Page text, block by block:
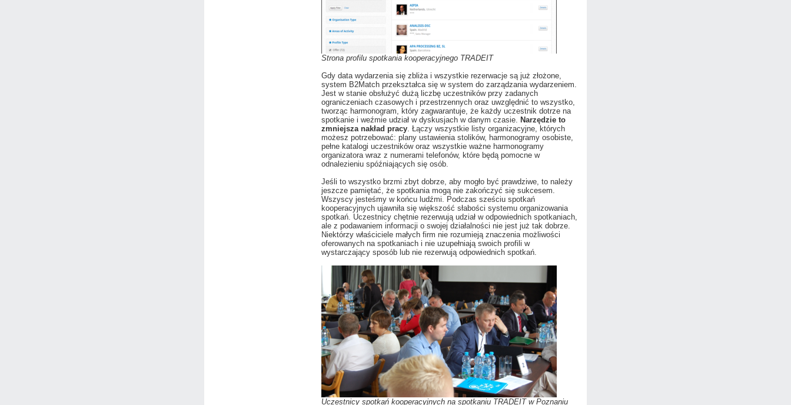
Strona profilu spotkania kooperacyjnego TRADEIT
Gdy data wydarzenia się zbliża i wszystkie rezerwacje są już złożone,
system B2Match przekształca się w system do zarządzania wydarzeniem.
Jest w stanie obsłużyć dużą liczbę uczestników przy zadanych
ograniczeniach czasowych i przestrzennych oraz uwzględnić to wszystko,
tworząc harmonogram, który zagwarantuje, że każdy uczestnik dotrze na
spotkanie i weźmie udział w dyskusjach w danym czasie. Narzędzie to
zmniejsza nakład pracy. Łączy wszystkie listy organizacyjne, których
możesz potrzebować: plany ustawienia stolików, harmonogramy osobiste,
pełne katalogi uczestników oraz wszystkie ważne harmonogramy
organizatora wraz z numerami telefonów, które będą pomocne w
odnalezieniu spóźniających się osób.
Jeśli to wszystko brzmi zbyt dobrze, aby mogło być prawdziwe, to należy
jeszcze pamiętać, że spotkania mogą nie zakończyć się sukcesem.
Wszyscy jesteśmy w końcu ludźmi. Podczas sześciu spotkań
kooperacyjnych ujawniła się większość słabości systemu organizowania
spotkań. Uczestnicy chętnie rezerwują udział w odpowiednich spotkaniach,
ale z podawaniem informacji o swojej działalności nie jest już tak dobrze.
Niektórzy właściciele małych firm nie rozumieją znaczenia możliwości
oferowanych na spotkaniach i nie uzupełniają swoich profili w
wystarczający sposób lub nie rezerwują odpowiednich spotkań.
Uczestnicy spotkań kooperacyjnych na spotkaniu TRADEIT w Poznaniu